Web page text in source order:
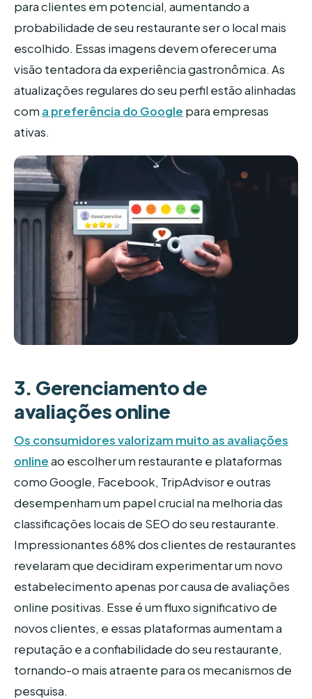
para clientes em potencial, aumentando a
probabilidade de seu restaurante ser o local mais
escolhido. Essas imagens devem oferecer uma
visão tentadora da experiência gastronômica. As
atualizações regulares do seu perfil estão alinhadas
com a preferência do Google para empresas
ativas.
3. Gerenciamento de
avaliações online
Os consumidores valorizam muito as avaliações
onlineao escolher um restaurante e plataformas
como Google, Facebook, TripAdvisor e outras
desempenham um papel crucial na melhoria das
classificações locais de SEO do seu restaurante.
Impressionantes 68% dos clientes de restaurantes
revelaram que decidiram experimentar um novo
estabelecimento apenas por causa de avaliações
online positivas. Esse é um fluxo significativo de
novos clientes, e essas plataformas aumentam a
reputação e a confiabilidade do seu restaurante,
tornando-o mais atraente para os mecanismos de
pesquisa.